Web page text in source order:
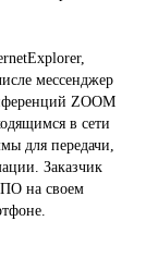
мессенджер
ZOOM
в сети
для передачи,
Заказчик
ПО на своем